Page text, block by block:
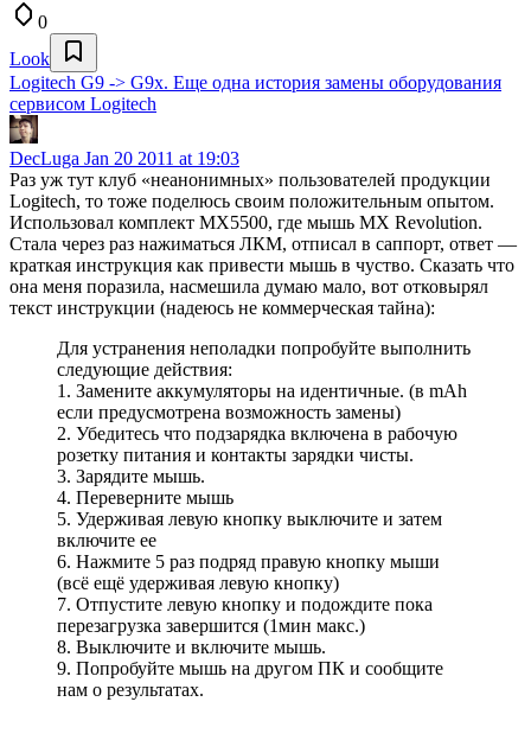
0
Look
Logitech G9 -> G9x. Еще одна история замены оборудования
сервисом Logitech
DecLuga Jan 20 2011 at 19:03
Раз уж тут клуб «неанонимных» пользователей продукции
Logitech, то тоже поделюсь своим положительным опытом.
Использовал комплект MX5500, где мышь MX Revolution.
Стала через раз нажиматься ЛКМ, отписал в саппорт, ответ —
краткая инструкция как привести мышь в чуство. Сказать что
она меня поразила, насмешила думаю мало, вот отковырял
текст инструкции (надеюсь не коммерческая тайна):
Для устранения неполадки попробуйте выполнить
следующие действия:
1. Замените аккумуляторы на идентичные. (в mAh
если предусмотрена возможность замены)
2. Убедитесь что подзарядка включена в рабочую
розетку питания и контакты зарядки чисты.
3. Зарядите мышь.
4. Переверните мышь
5. Удерживая левую кнопку выключите и затем
включите ее
6. Нажмите 5 раз подряд правую кнопку мыши
(всё ещё удерживая левую кнопку)
7. Отпустите левую кнопку и подождите пока
перезагрузка завершится (1мин макс.)
8. Выключите и включите мышь.
9. Попробуйте мышь на другом ПК и сообщите
нам о результатах.